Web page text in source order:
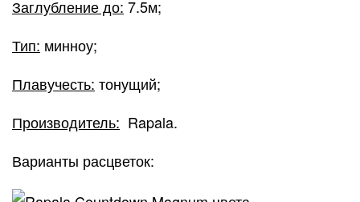
Заглубление до: 7.5м;
Тип: минноу;
Плавучесть: тонущий;
Производитель: Rapala.
Варианты расцветок: